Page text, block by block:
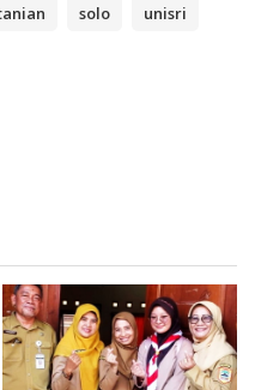
solo unisri